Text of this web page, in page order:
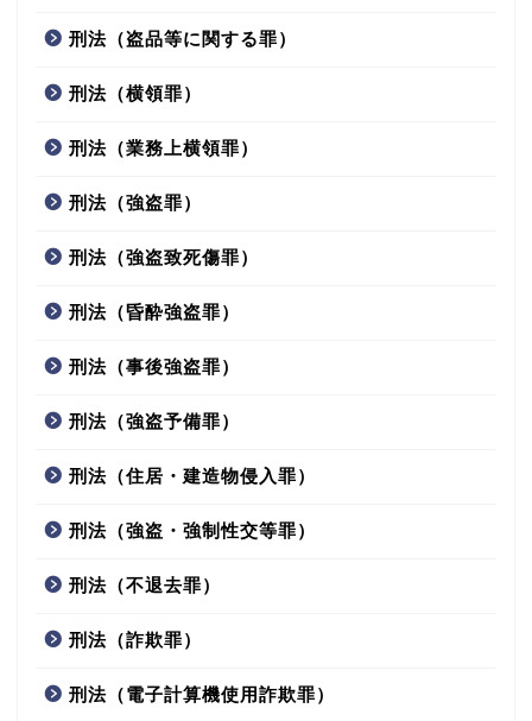
刑法（盗品等に関する罪）
刑法（横領罪）
刑法（業務上横領罪）
刑法（強盗罪）
刑法（強盗致死傷罪）
刑法（昏酔強盗罪）
刑法（事後強盗罪）
刑法（強盗予備罪）
刑法（住居・建造物侵入罪）
刑法（強盗・強制性交等罪）
刑法（不退去罪）
刑法（詐欺罪）
刑法（電子計算機使用詐欺罪）